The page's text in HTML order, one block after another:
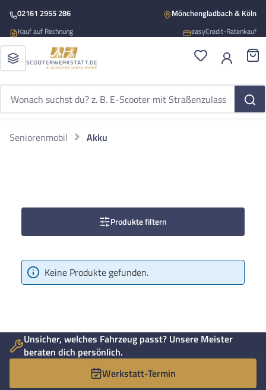
Zum Hauptinhalt springen
Kauf auf Rechnung easyCredit-Ratenkauf
Mönchengladbach & Köln
02161 2955 286
Du hast 0
Seniorenmobil Akku
Produkte filtern
Keine Produkte gefunden.
Unsicher, welches Fahrzeug passt? Unsere Meister
beraten dich persönlich.
Werkstatt-Termin